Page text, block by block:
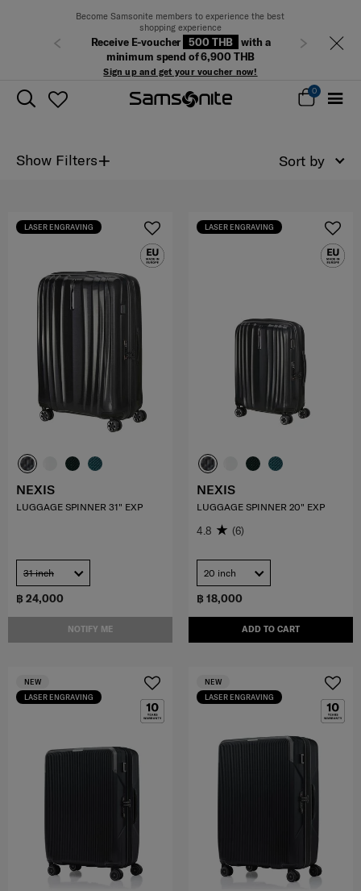
Become Samsonite members to experience the best
shopping experience
Receive E-voucher 500 THB
with a
minimum spend of 6,900 THB
Sign up and get your voucher now!
Previous Next
0
Show Filters+ Sort by
฿ 24,000
NOTIFY ME
LASER ENGRAVING
NEXIS
LUGGAGE SPINNER 31" EXP
31 inch
฿ 18,000
ADD TO CART
LASER ENGRAVING
NEXIS
LUGGAGE SPINNER 20" EXP
4.8 (6)
20 inch
LASER ENGRAVING
NEW
LASER ENGRAVING
NEW